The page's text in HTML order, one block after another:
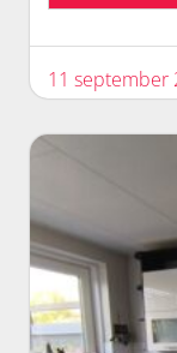
11 september